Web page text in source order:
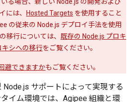
には、
Hosted Targets を使用すること
の従来の Node.js デプロイ手法を使用
移行については、 既存の Node.js プロキ
キシへの移行をご覧ください。
避できますかもご覧ください。
サポートによって実現する
イム環境では、Agipee 組織と環